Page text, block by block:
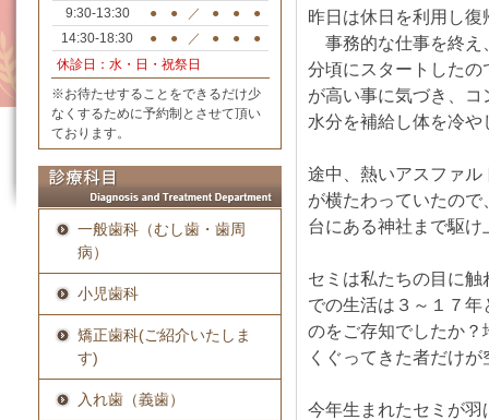
9:30-13:30
● ● ／ ● ●
●
14:30-18:30
● ● ／ ● ●
●
休診日：水・日・祝祭日
※お待たせすることをできるだけ少
なくするために予約制とさせて頂い
ております。
一般歯科（むし歯・歯周
病）
小児歯科
矯正歯科(ご紹介いたしま
す)
入れ歯（義歯）
昨日は休日を利用し
事務的な仕事を終え
分頃にスタートした
が高い事に気づき、
水分を補給し体を冷
途中、熱いアスファ
が横たわっていたの
台にある神社まで駆
セミは私たちの目に
での生活は３～１７
のをご存知でしたか
くぐってきた者だけ
今年生まれたセミが